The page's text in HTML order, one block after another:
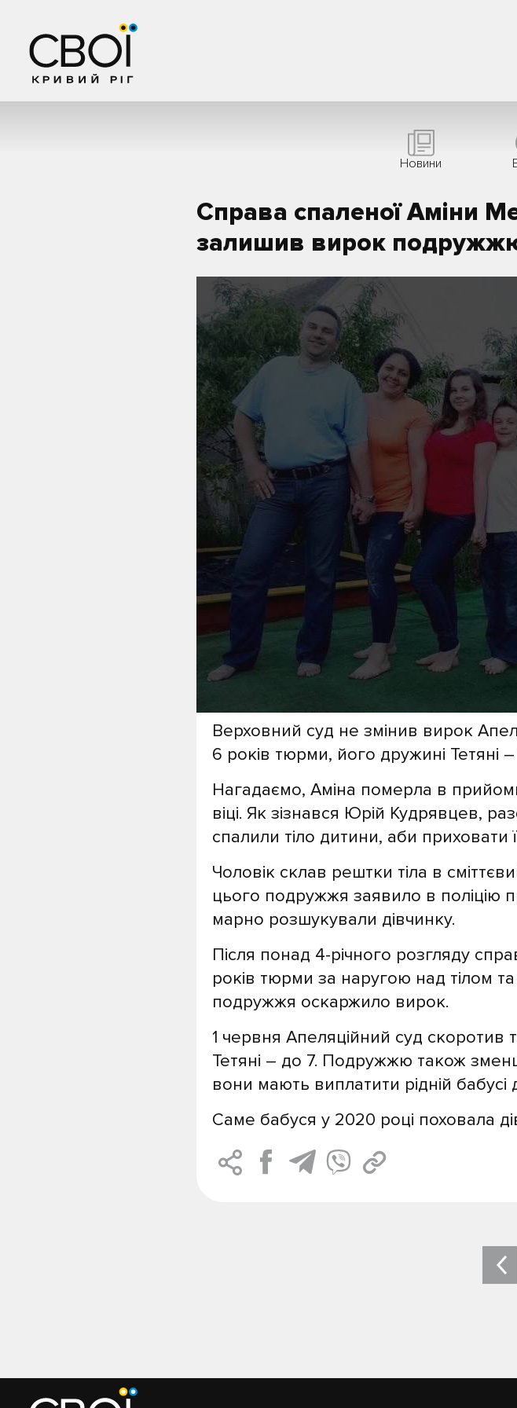
Новини
Справа спаленої Аміни
залишив вирок
Верховний суд не змінив вирок
6 років тюрми, його дружині
Нагадаємо, Аміна померла в
віці. Як зізнався Юрій Кудрявцев,
спалили тіло дитини, аби приховати
Чоловік склав рештки тіла в
цього подружжя заявило в поліцію
марно розшукували дівчинку.
Після понад 4-річного розгляду
років тюрми за наругою над тілом
подружжя оскаржило вирок.
1 червня Апеляційний суд скоротив
Тетяні – до 7. Подружжю також
вони мають виплатити рідній бабусі
Саме бабуся у 2020 році поховала